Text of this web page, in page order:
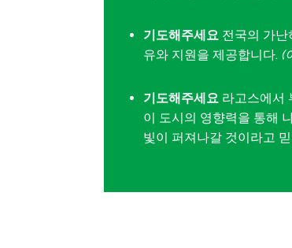
기도해주세요 전국의 가
유와 지원을 제공합니다. (
기도해주세요 라고스에서
이 도시의 영향력을 통해
빛이 퍼져나갈 것이라고